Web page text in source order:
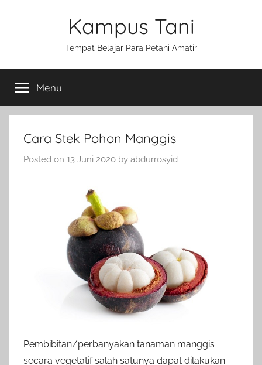
Kampus Tani
Tempat Belajar Para Petani Amatir
Menu
Cara Stek Pohon Manggis
Posted on 13 Juni 2020 by abdurrosyid
Pembibitan/perbanyakan tanaman manggis
secara vegetatif salah satunya dapat dilakukan